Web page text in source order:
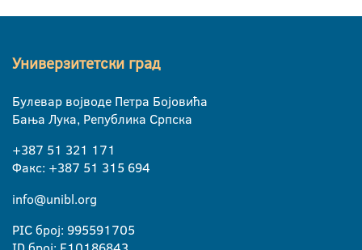
Универзитетски град
Булевар војводе Петра Бојовића
Бања Лука, Република Српска
+387 51 321 171
Факс: +387 51 315 694
info@unibl.org
PIC број: 995591705